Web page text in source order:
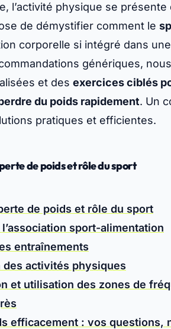
l’activité physique se
de démystifier comment le
corporelle si intégré dans
génériques,
et des exercices ciblés
du poids rapidement. Un
pratiques et efficientes.
de poids et rôle du sport
de poids et rôle du sport
sport-alimentation
entraînements
activités physiques
et utilisation des zones de
efficacement : vos questions,